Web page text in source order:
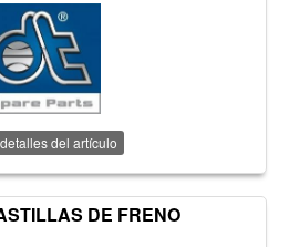
del artículo
DE FRENO